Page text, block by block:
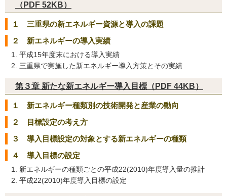
（PDF 52KB）
１ 三重県の新エネルギー資源と導入の課題
２ 新エネルギーの導入実績
平成15年度末における導入実績
三重県で実施した新エネルギー導入方策とその実績
第３章 新たな新エネルギー導入目標（PDF 44KB）
１ 新エネルギー種類別の技術開発と産業の動向
２ 目標設定の考え方
３ 導入目標設定の対象とする新エネルギーの種類
４ 導入目標の設定
新エネルギーの種類ごとの平成22(2010)年度導入量の推計
平成22(2010)年度導入目標の設定